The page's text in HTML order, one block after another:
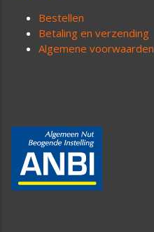
Bestellen
Betaling en verzending
Algemene voorwaarden